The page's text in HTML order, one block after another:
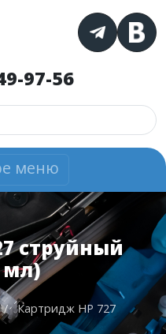
97-56
меню
струйный
мл)
/
Картридж HP 727